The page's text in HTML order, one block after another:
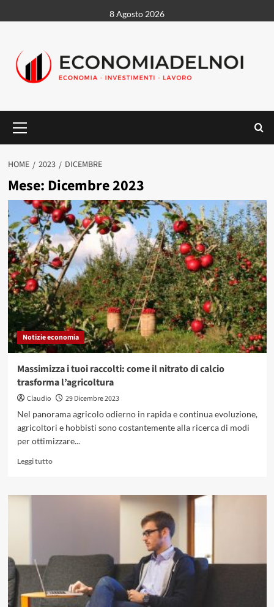
al
8 Agosto 2026
principale
HOME 2023 DICEMBRE
Mese: Dicembre 2023
Notizie economia
Massimizza i tuoi raccolti: come il nitrato di calcio
trasforma l’agricoltura
Claudio
29 Dicembre 2023
Nel panorama agricolo odierno in rapida e continua evoluzione,
agricoltori e hobbisti sono costantemente alla ricerca di modi
per ottimizzare...
Leggi tuttoLeggi
su
calcio